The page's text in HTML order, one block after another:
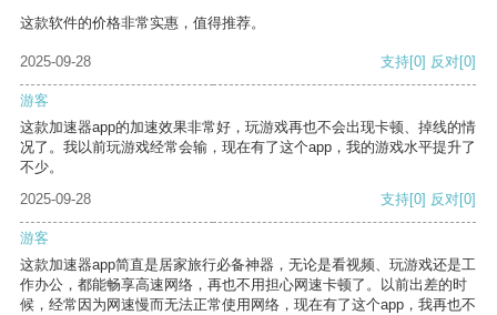
这款软件的价格非常实惠，值得推荐。
2025-09-28 支持[0] 反对[0]
游客
这款加速器app的加速效果非常好，玩游戏再也不会出现卡顿、掉线的情
况了。我以前玩游戏经常会输，现在有了这个app，我的游戏水平提升了
不少。
2025-09-28
支持[0] 反对[0]
游客
这款加速器app简直是居家旅行必备神器，无论是看视频、玩游戏还是工
作办公，都能畅享高速网络，再也不用担心网速卡顿了。以前出差的时
候，经常因为网速慢而无法正常使用网络，现在有了这个app，我再也不